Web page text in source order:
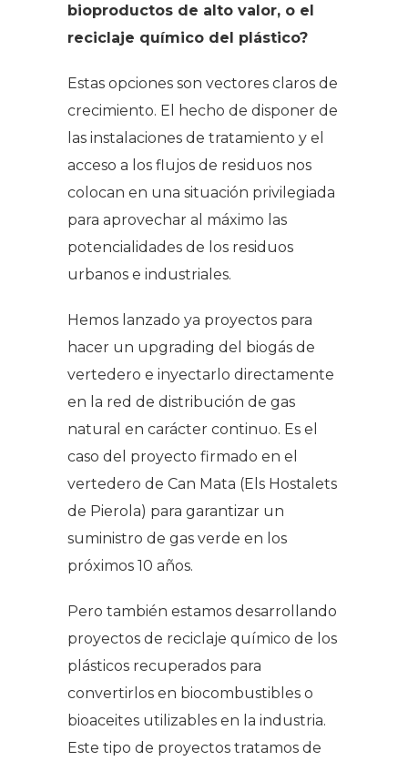
bioproductos de alto valor, o el
reciclaje químico del plástico?
Estas opciones son vectores claros de
crecimiento. El hecho de disponer de
las instalaciones de tratamiento y el
acceso a los flujos de residuos nos
colocan en una situación privilegiada
para aprovechar al máximo las
potencialidades de los residuos
urbanos e industriales.
Hemos lanzado ya proyectos para
hacer un upgrading del biogás de
vertedero e inyectarlo directamente
en la red de distribución de gas
natural en carácter continuo. Es el
caso del proyecto firmado en el
vertedero de Can Mata (Els Hostalets
de Pierola) para garantizar un
suministro de gas verde en los
próximos 10 años.
Pero también estamos desarrollando
proyectos de reciclaje químico de los
plásticos recuperados para
convertirlos en biocombustibles o
bioaceites utilizables en la industria.
Este tipo de proyectos tratamos de